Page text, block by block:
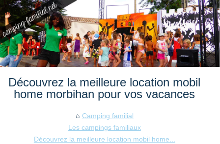
Découvrez la meilleure location mobil
home morbihan pour vos vacances
Camping familial
Les campings familiaux
Découvrez la meilleure location mobil home...